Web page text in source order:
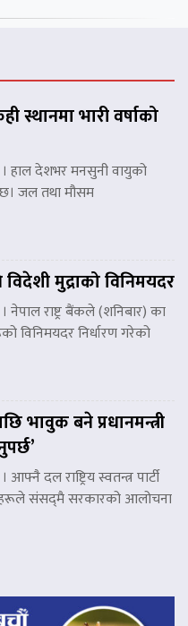
स्थानमा भारी वर्षाको
हाल देशभर मनसुनी वायुको
छ। जल तथा मौसम
मुद्राको विनिमयदर
नेपाल राष्ट्र बैंकले (शनिबार) का
विनिमयदर निर्धारण गरेको
भावुक बने प्रधानमन्त्री
दल राष्ट्रिय स्वतन्त्र पार्टी
संसद्‌मै सरकारको आलोचना